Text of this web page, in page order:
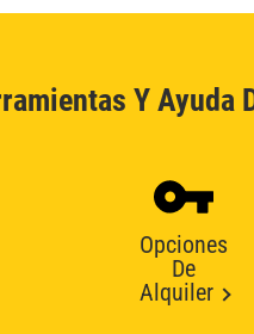
Y Ayuda
Opciones
De
Alquiler